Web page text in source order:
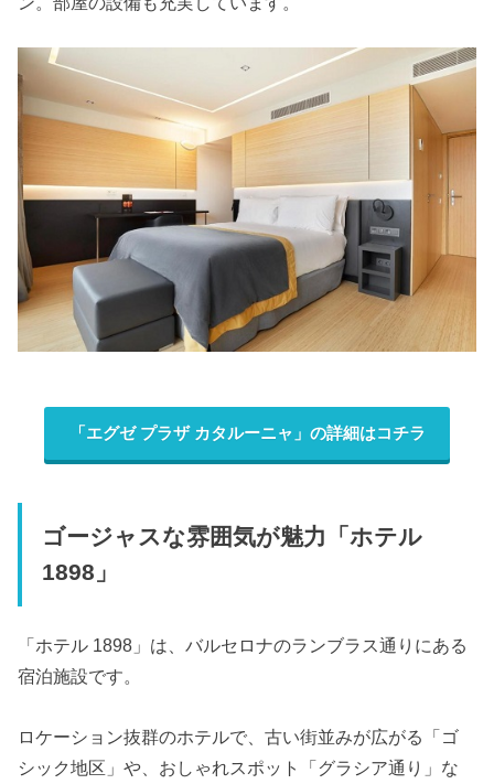
「エグゼ プラザ カタルーニャ」の詳細はコチラ
ゴージャスな雰囲気が魅力「ホテル
1898」
「ホテル 1898」は、バルセロナのランブラス通りにある
宿泊施設です。
ロケーション抜群のホテルで、古い街並みが広がる「ゴ
シック地区」や、おしゃれスポット「グラシア通り」な